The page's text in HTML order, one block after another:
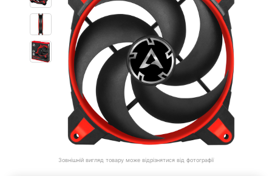
Зовнішній вигляд товару може відрізнятися від фотографії